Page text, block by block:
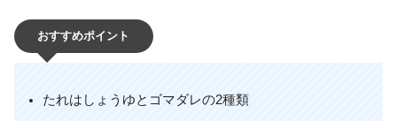
おすすめポイント
たれはしょうゆとゴマダレの2種類